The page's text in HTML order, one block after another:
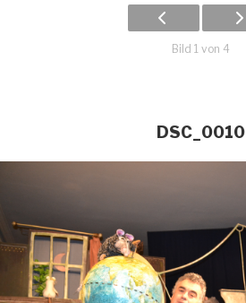
Bild 1 von 4
DSC_0010